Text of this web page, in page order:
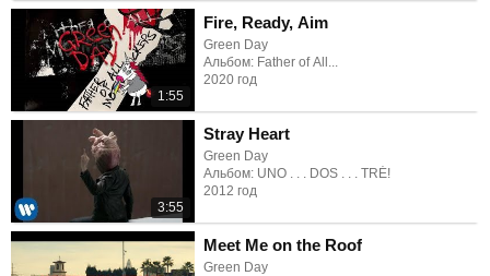
1:55
Fire, Ready, Aim
Green Day
Альбом: Father of All...
2020 год
3:55
Stray Heart
Green Day
Альбом: UNO . . . DOS . . . TRÉ!
2012 год
Meet Me on the Roof
Green Day